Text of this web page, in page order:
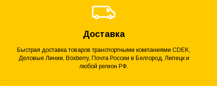
Доставка
Быстрая доставка товаров транспортными компаниями CDEK,
Деловые Линии, Boxberry, Почта России в Белгород, Липецк и
любой регион РФ.